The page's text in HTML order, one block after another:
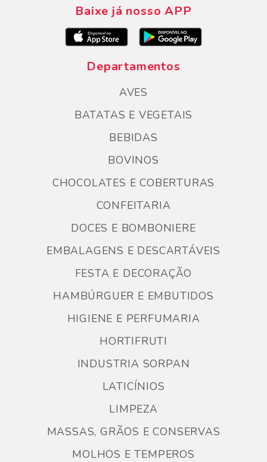
Baixe já nosso APP
Departamentos
AVES
BATATAS E VEGETAIS
BEBIDAS
BOVINOS
CHOCOLATES E COBERTURAS
CONFEITARIA
DOCES E BOMBONIERE
EMBALAGENS E DESCARTÁVEIS
FESTA E DECORAÇÃO
HAMBÚRGUER E EMBUTIDOS
HIGIENE E PERFUMARIA
HORTIFRUTI
INDUSTRIA SORPAN
LATICÍNIOS
LIMPEZA
MASSAS, GRÃOS E CONSERVAS
MOLHOS E TEMPEROS